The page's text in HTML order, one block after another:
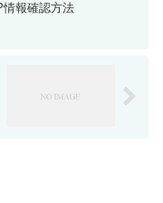
報確認方法